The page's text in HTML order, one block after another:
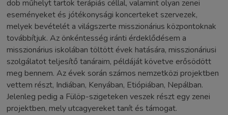
dob műhelyt tartok terápiás céllal, valamint olyan zenei
eseményeket és jótékonysági koncerteket szervezek,
melyek bevételét a világszerte misszionárius központoknak
továbbítjuk. Az önkéntesség iránti érdeklődésem a
misszionárius iskolában töltött évek hatására, misszionáriusi
szolgálatot teljesítő tanáraim, példáját követve erősödött
meg bennem. Az évek során számos nemzetközi projektben
vettem részt, Indiában, Kenyában, Etiópiában, Nepálban.
Jelenleg pedig a Fülöp-szigeteken veszek részt egy zenei
projektben, mely utcagyereket tanít és támogat.